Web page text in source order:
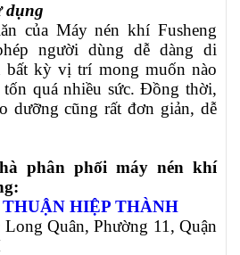
dụng
của Máy nén khí Fusheng
người dùng dễ dàng di
bất kỳ vị trí mong muốn nào
quá nhiều sức. Đồng thời,
dưỡng cũng rất đơn giản, dễ
phân phối máy nén khí
HIỆP THÀNH
Quân, Phường 11, Quận